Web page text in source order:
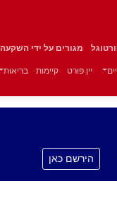
מגורים על ידי השקעה
יין פורט קיימות בריאות
הירשם כאן